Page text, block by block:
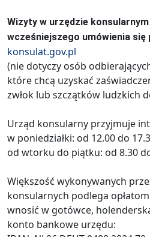
Wizyty w urzędzie
wcześniejszego umówienia się
konsulat.gov.pl
(nie dotyczy osób
które chcą uzyskać
zwłok lub szczątków ludzkich
Urząd konsularny przyjmuje
w poniedziałki: od 12.00 do
od wtorku do piątku: od 8.30
Większość wykonywanych
konsularnych podlega
wnosić w gotówce,
konto bankowe urzędu: